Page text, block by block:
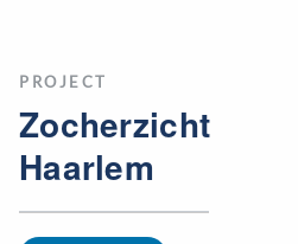
PROJECT
Zocherzicht
Haarlem